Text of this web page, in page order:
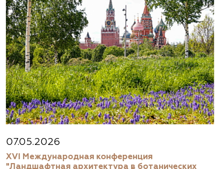
07.05.2026
XVI Международная конференция
"Ландшафтная архитектура в ботанических